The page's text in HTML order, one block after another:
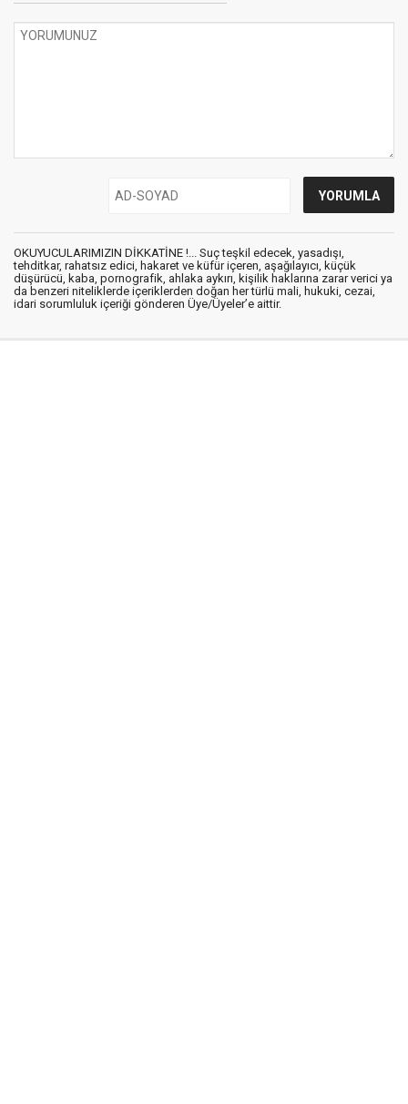
OKUYUCULARIMIZIN DİKKATİNE !... Suç teşkil edecek, yasadışı,
tehditkar, rahatsız edici, hakaret ve küfür içeren, aşağılayıcı, küçük
düşürücü, kaba, pornografik, ahlaka aykırı, kişilik haklarına zarar verici ya
da benzeri niteliklerde içeriklerden doğan her türlü mali, hukuki, cezai,
idari sorumluluk içeriği gönderen Üye/Üyeler’e aittir.